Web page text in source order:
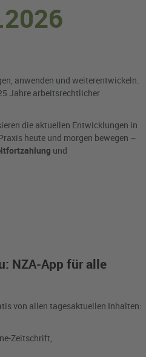
anwenden und weiterentwickeln.
Jahre arbeitsrechtlicher
die aktuellen Entwicklungen in
heute und morgen bewegen –
und
NZA-App für alle
von allen tagesaktuellen Inhalten:
Zeitschrift,